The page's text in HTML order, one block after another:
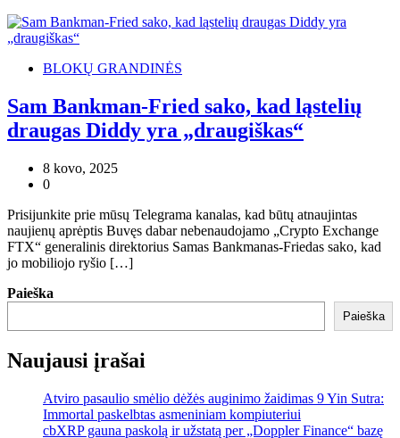
BLOKŲ GRANDINĖS
Sam Bankman-Fried sako, kad ląstelių
draugas Diddy yra „draugiškas“
8 kovo, 2025
0
Prisijunkite prie mūsų Telegrama kanalas, kad būtų atnaujintas
naujienų aprėptis Buvęs dabar nebenaudojamo „Crypto Exchange
FTX“ generalinis direktorius Samas Bankmanas-Friedas sako, kad
jo mobiliojo ryšio […]
Paieška
Paieška
Naujausi įrašai
Atviro pasaulio smėlio dėžės auginimo žaidimas 9 Yin Sutra:
Immortal paskelbtas asmeniniam kompiuteriui
cbXRP gauna paskolą ir užstatą per „Doppler Finance“ bazę